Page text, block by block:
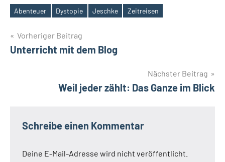
Schlagwörter
Abenteuer Dystopie Jeschke Zeitreisen
Beitragsnavigation
Vorheriger Beitrag
Unterricht mit dem Blog
Nächster Beitrag
Weil jeder zählt: Das Ganze im Blick
Schreibe einen Kommentar
Deine E-Mail-Adresse wird nicht veröffentlicht.